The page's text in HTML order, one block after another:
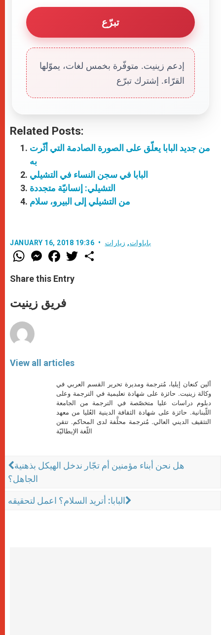
تبرّع
إدعم زينيت. متوفّرة بخمس لغات، يموّلها
القرّاء. إشترك تبرّع
Related Posts:
من جديد البابا يعلّق على الصورة الصادمة التي أثّرت
به
البابا في سجن النساء في التشيلي
التشيلي: إنسانيّة متجددة
من التشيلي إلى البيرو، سلام
JANUARY 16, 2018 19:36 باباوات, زيارات
W
h
t
s
p
p
M
e
s
e
g
e
F
a
e
b
o
k
w
Share this Entry
فريق زينيت
View all articles
ألين كنعان إيليا، مُترجمة ومديرة تحرير القسم العربي في
وكالة زينيت. حائزة على شهادة تعليمية في الترجمة وعلى
دبلوم دراسات عليا متخصّصة في الترجمة من الجامعة
اللّبنانية. حائزة على شهادة الثقافة الدينية العُليا من معهد
التثقيف الديني العالي. مُترجمة محلَّفة لدى المحاكم. تتقن
اللّغة الإيطاليّة
هل نحن أبناء مؤمنين أم تجّار ندخل الهيكل بذهنية
الجاهل؟
البابا: أتريد السلام؟ اعمل لتحقيقه